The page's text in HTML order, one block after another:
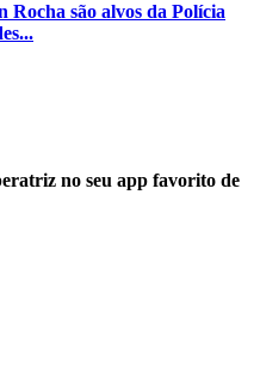
Rocha são alvos da Polícia
no seu app favorito de